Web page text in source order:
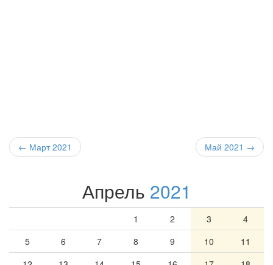
← Март 2021 Май 2021 →
Апрель 2021
1 2 3
4
5
6 7 8 9 10
11